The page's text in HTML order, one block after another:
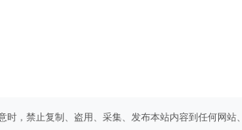
时，禁止复制、盗用、采集、发布本站内容到任何网站